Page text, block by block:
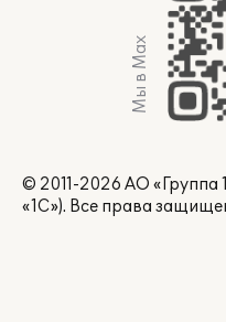
Мы в Max
© 2011-2026 АО
«1С»). Все права